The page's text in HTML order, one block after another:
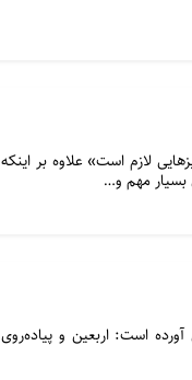
لازم است» علاوه بر اینکه
مهم و…
است: اربعین و پیاده‌روی